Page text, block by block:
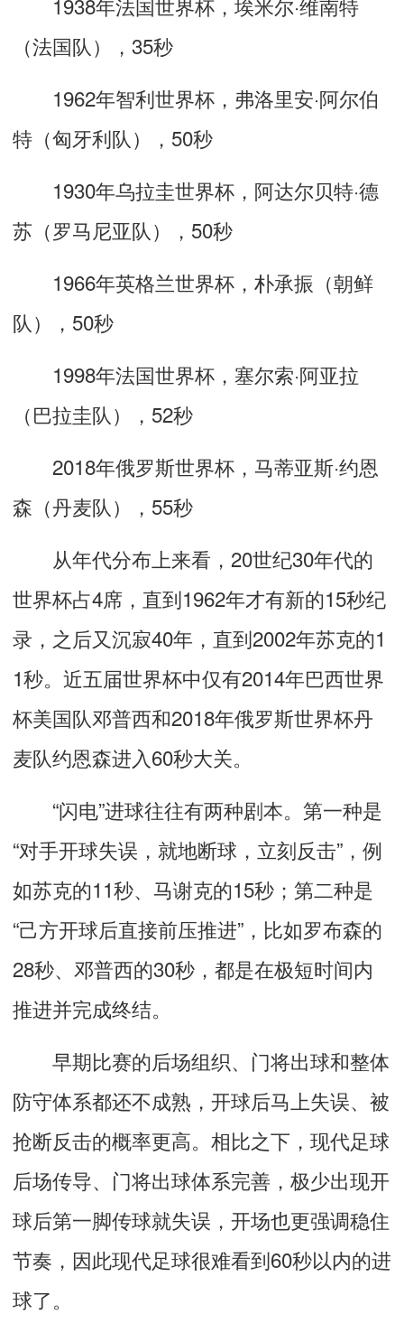
（法国队），35秒
1962年智利世界杯，弗洛里安·阿尔伯
特（匈牙利队），50秒
1930年乌拉圭世界杯，阿达尔贝特·德
苏（罗马尼亚队），50秒
1966年英格兰世界杯，朴承振（朝鲜
队），50秒
1998年法国世界杯，塞尔索·阿亚拉
（巴拉圭队），52秒
2018年俄罗斯世界杯，马蒂亚斯·约恩
森（丹麦队），55秒
从年代分布上来看，20世纪30年代的
世界杯占4席，直到1962年才有新的15秒纪
录，之后又沉寂40年，直到2002年苏克的1
1秒。近五届世界杯中仅有2014年巴西世界
杯美国队邓普西和2018年俄罗斯世界杯丹
麦队约恩森进入60秒大关。
“闪电”进球往往有两种剧本。第一种是
“对手开球失误，就地断球，立刻反击”，例
如苏克的11秒、马谢克的15秒；第二种是
“己方开球后直接前压推进”，比如罗布森的
28秒、邓普西的30秒，都是在极短时间内
推进并完成终结。
早期比赛的后场组织、门将出球和整体
防守体系都还不成熟，开球后马上失误、被
抢断反击的概率更高。相比之下，现代足球
后场传导、门将出球体系完善，极少出现开
球后第一脚传球就失误，开场也更强调稳住
节奏，因此现代足球很难看到60秒以内的进
球了。